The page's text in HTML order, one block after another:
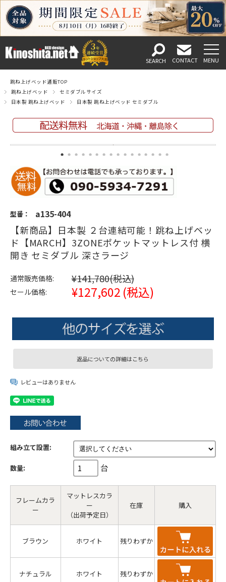
跳ね上げベッド通販TOP
跳ね上げベッド
セミダブルサイズ
日本製 跳ね上げベッド
日本製 跳ね上げベッド セミダブル
型番： a135-404
【新商品】日本製 ２台連結可能！跳ね上げベッ
ド【MARCH】3ZONEポケットマットレス付 横
開き セミダブル 深さラージ
通常販売価格: ¥141,780(税込)
セール価格: ¥127,602 (税込)
返品についての詳細はこちら
レビューはありません
組み立て設置:
数量: 台
フレームカラ
ー
マットレスカラ
ー
（出荷予定日）
在庫 購入
ブラウン ホワイト 残りわずか
ナチュラル ホワイト 残りわずか